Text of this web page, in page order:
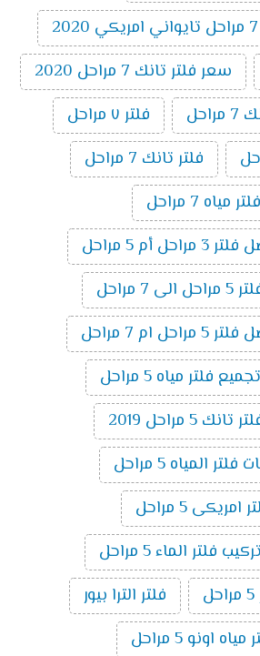
سعر فلتر تانك 7 مراحل 2020
فلتر ٧ مراحل
فلتر تانك 7 مراحل
فلتر مياه 7 مراحل
أم 5 مراحل
7 مراحل
ام 7 مراحل
فلتر مياه 5 مراحل
5 مراحل 2019
المياه 5 مراحل
امريكى 5 مراحل
فلتر الماء 5 مراحل
فلتر الترا بيور
اونو 5 مراحل